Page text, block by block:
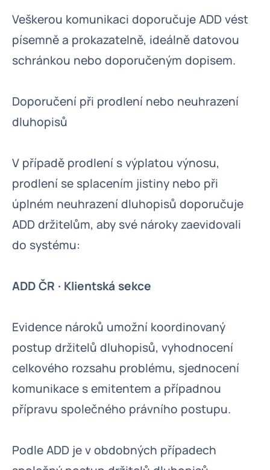
Veškerou komunikaci doporučuje ADD vést
písemně a prokazatelně, ideálně datovou
schránkou nebo doporučeným dopisem.
Doporučení při prodlení nebo neuhrazení
dluhopisů
V případě prodlení s výplatou výnosu,
prodlení se splacením jistiny nebo při
úplném neuhrazení dluhopisů doporučuje
ADD držitelům, aby své nároky zaevidovali
do systému:
ADD ČR · Klientská sekce
Evidence nároků umožní koordinovaný
postup držitelů dluhopisů, vyhodnocení
celkového rozsahu problému, sjednocení
komunikace s emitentem a případnou
přípravu společného právního postupu.
Podle ADD je v obdobných případech